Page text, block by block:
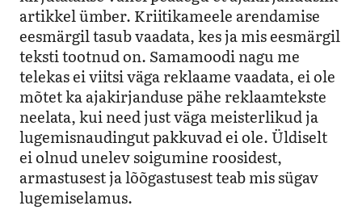
artikkel ümber. Kriitikameele arendamise
eesmärgil tasub vaadata, kes ja mis eesmärgil
teksti tootnud on. Samamoodi nagu me
telekas ei viitsi väga reklaame vaadata, ei ole
mõtet ka ajakirjanduse pähe reklaamtekste
neelata, kui need just väga meisterlikud ja
lugemisnaudingut pakkuvad ei ole. Üldiselt
ei olnud unelev soigumine roosidest,
armastusest ja lõõgastusest teab mis sügav
lugemiselamus.